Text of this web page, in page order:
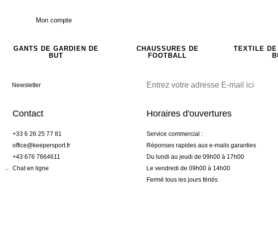
Mon compte
GANTS DE GARDIEN DE
BUT
CHAUSSURES DE
FOOTBALL
TEXTILE DE
Newsletter
Contact
+33 6 26 25 77 81
office@keepersport.fr
+43 676 7664611
Chat en ligne
Horaires d'ouvertures
Service commercial :
Réponses rapides aux e-mails garanties
Du lundi au jeudi de 09h00 à 17h00
Le vendredi de 09h00 à 14h00
Fermé tous les jours fériés